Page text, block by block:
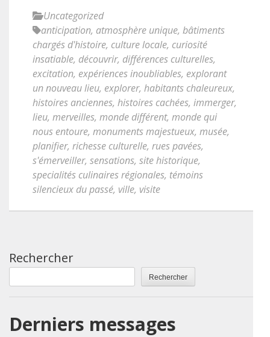
Uncategorized
anticipation, atmosphère unique, bâtiments
chargés d'histoire, culture locale, curiosité
insatiable, découvrir, différences culturelles,
excitation, expériences inoubliables, explorant
un nouveau lieu, explorer, habitants chaleureux,
histoires anciennes, histoires cachées, immerger,
lieu, merveilles, monde différent, monde qui
nous entoure, monuments majestueux, musée,
planifier, richesse culturelle, rues pavées,
s'émerveiller, sensations, site historique,
specialités culinaires régionales, témoins
silencieux du passé, ville, visite
Rechercher
Rechercher
Derniers messages